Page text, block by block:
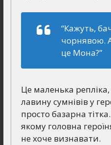
“Кажуть,
чорнявою.
це Мона?”
Це маленька
лавину сумнівів у
просто базарна
якому головна
не хоче визнавати.